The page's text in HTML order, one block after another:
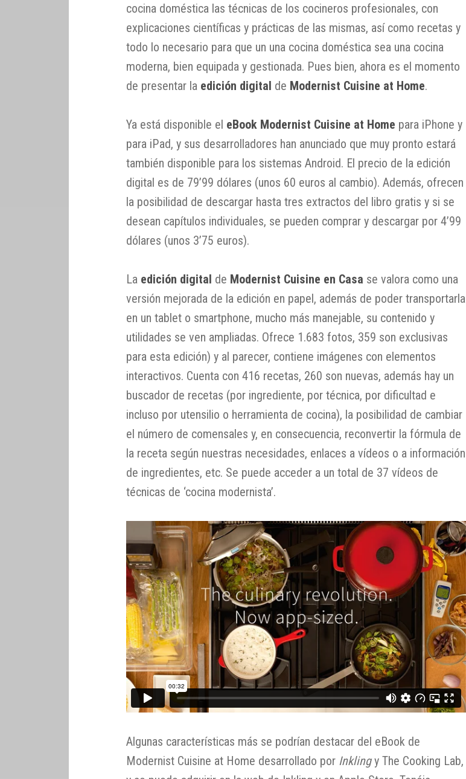
cocina doméstica las técnicas de los cocineros profesionales, con
explicaciones científicas y prácticas de las mismas, así como recetas y
todo lo necesario para que un una cocina doméstica sea una cocina
moderna, bien equipada y gestionada. Pues bien, ahora es el momento
de presentar la edición digital de Modernist Cuisine at Home.
Ya está disponible el eBook Modernist Cuisine at Home para iPhone y
para iPad, y sus desarrolladores han anunciado que muy pronto estará
también disponible para los sistemas Android. El precio de la edición
digital es de 79’99 dólares (unos 60 euros al cambio). Además, ofrecen
la posibilidad de descargar hasta tres extractos del libro gratis y si se
desean capítulos individuales, se pueden comprar y descargar por 4’99
dólares (unos 3’75 euros).
La edición digital de Modernist Cuisine en Casa se valora como una
versión mejorada de la edición en papel, además de poder transportarla
en un tablet o smartphone, mucho más manejable, su contenido y
utilidades se ven ampliadas. Ofrece 1.683 fotos, 359 son exclusivas
para esta edición) y al parecer, contiene imágenes con elementos
interactivos. Cuenta con 416 recetas, 260 son nuevas, además hay un
buscador de recetas (por ingrediente, por técnica, por dificultad e
incluso por utensilio o herramienta de cocina), la posibilidad de cambiar
el número de comensales y, en consecuencia, reconvertir la fórmula de
la receta según nuestras necesidades, enlaces a vídeos o a información
de ingredientes, etc. Se puede acceder a un total de 37 vídeos de
técnicas de ‘cocina modernista’.
Algunas características más se podrían destacar del eBook de
Modernist Cuisine at Home desarrollado por Inklingy The Cooking Lab,